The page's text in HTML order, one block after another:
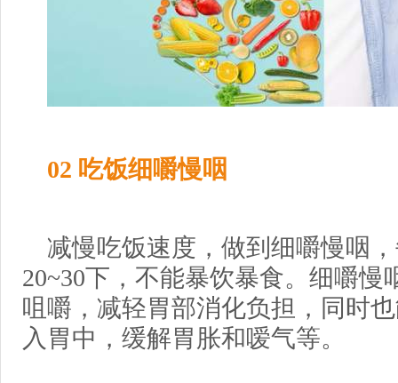
02 吃饭细嚼慢咽
减慢吃饭速度，做到细嚼慢咽
20~30下，不能暴饮暴食。细嚼慢
咀嚼，减轻胃部消化负担，同时
入胃中，缓解胃胀和嗳气等。